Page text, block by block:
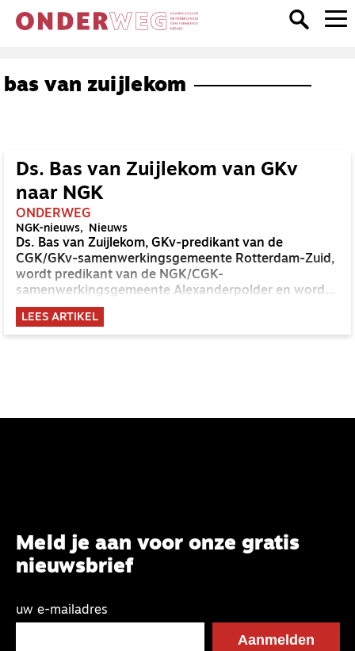
bas van zuijlekom
Ds. Bas van Zuijlekom van GKv
naar NGK
ONDERWEG
NGK-nieuws Nieuws
Ds. Bas van Zuijlekom, GKv-predikant van de
CGK/GKv-samenwerkingsgemeente Rotterdam-Zuid,
wordt predikant van de NGK/CGK-
samenwerkingsgemeente Alexanderpolder en wordt
daarmee NGK-predikant.
LEES ARTIKEL
Meld je aan voor onze gratis
nieuwsbrief
uw e-mailadres